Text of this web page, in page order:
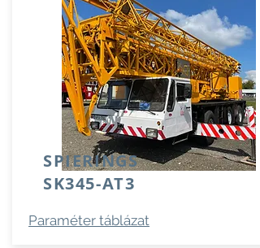
SPIERINGS
SK345-AT3
Paraméter táblázat